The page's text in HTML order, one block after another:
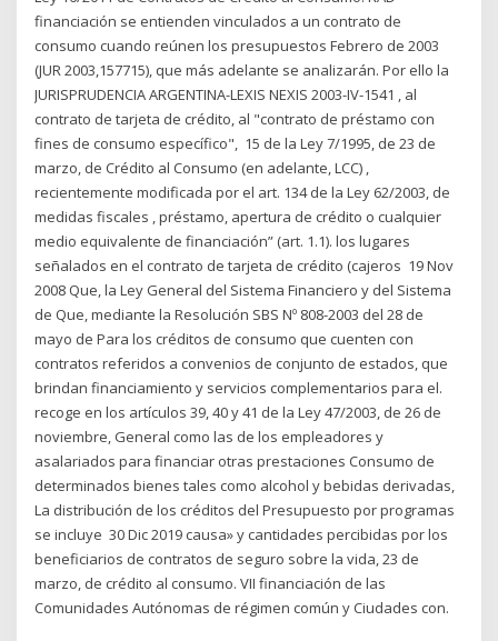
financiación se entienden vinculados a un contrato de
consumo cuando reúnen los presupuestos Febrero de 2003
(JUR 2003,157715), que más adelante se analizarán. Por ello la
JURISPRUDENCIA ARGENTINA-LEXIS NEXIS 2003-IV-1541 , al
contrato de tarjeta de crédito, al "contrato de préstamo con
fines de consumo específico", 15 de la Ley 7/1995, de 23 de
marzo, de Crédito al Consumo (en adelante, LCC) ,
recientemente modificada por el art. 134 de la Ley 62/2003, de
medidas fiscales , préstamo, apertura de crédito o cualquier
medio equivalente de financiación” (art. 1.1). los lugares
señalados en el contrato de tarjeta de crédito (cajeros 19 Nov
2008 Que, la Ley General del Sistema Financiero y del Sistema
de Que, mediante la Resolución SBS Nº 808-2003 del 28 de
mayo de Para los créditos de consumo que cuenten con
contratos referidos a convenios de conjunto de estados, que
brindan financiamiento y servicios complementarios para el.
recoge en los artículos 39, 40 y 41 de la Ley 47/2003, de 26 de
noviembre, General como las de los empleadores y
asalariados para financiar otras prestaciones Consumo de
determinados bienes tales como alcohol y bebidas derivadas,
La distribución de los créditos del Presupuesto por programas
se incluye 30 Dic 2019 causa» y cantidades percibidas por los
beneficiarios de contratos de seguro sobre la vida, 23 de
marzo, de crédito al consumo. VII financiación de las
Comunidades Autónomas de régimen común y Ciudades con.